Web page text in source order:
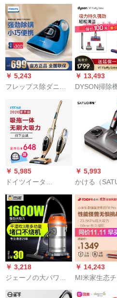
ホワイトアウトの入
力の大きな魅力の家
庭用掃除機
乾湿吹三用吸
機大パワド
業作業場の内
美縫掃除機15
ラスティック
版
￥ 5,243
フレップス除ダニマ
型紫外線除去ダニマ
イシンFC 6230/81
￥ 13,493
DYSON掃除
除機のオリジ
入力家庭用ダ
レット家庭向
ップ2020新
￥ 5,985
ドイツイータ
（ITTAR）無線掃除
機家庭用小型強力大
吸力パワ携帯テープ
式静音吸地一体機充
電乾燥式シャポンゴ
￥ 5,993
かける（
5はデカソン
モレップに
ます。Ӣドv 8
を吸います。
￥ 3,218
ジェーノの大パワ乾
湿両用大吸力工業バ
￥ 14,243
MI米家生态チ